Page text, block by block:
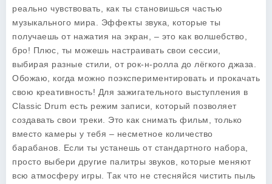
реально чувствовать, как ты становишься частью
музыкального мира. Эффекты звука, которые ты
получаешь от нажатия на экран, – это как волшебство,
бро! Плюс, ты можешь настраивать свои сессии,
выбирая разные стили, от рок-н-ролла до лёгкого джаза.
Обожаю, когда можно поэкспериментировать и прокачать
свою креативность! Для зажигательного выступления в
Classic Drum есть режим записи, который позволяет
создавать свои треки. Это как снимать фильм, только
вместо камеры у тебя – несметное количество
барабанов. Если ты устанешь от стандартного набора,
просто выбери другие палитры звуков, которые меняют
всю атмосферу игры. Так что не стесняйся чистить пыль